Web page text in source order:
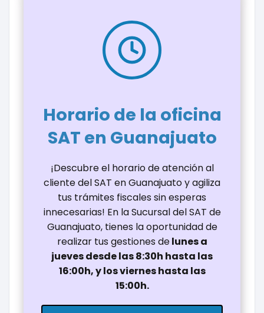
Horario de la oficina
SAT en Guanajuato
¡Descubre el horario de atención al
cliente del SAT en Guanajuato y agiliza
tus trámites fiscales sin esperas
innecesarias! En la Sucursal del SAT de
Guanajuato, tienes la oportunidad de
realizar tus gestiones delunes a
jueves desde las 8:30h hasta las
16:00h, y los viernes hasta las
15:00h.